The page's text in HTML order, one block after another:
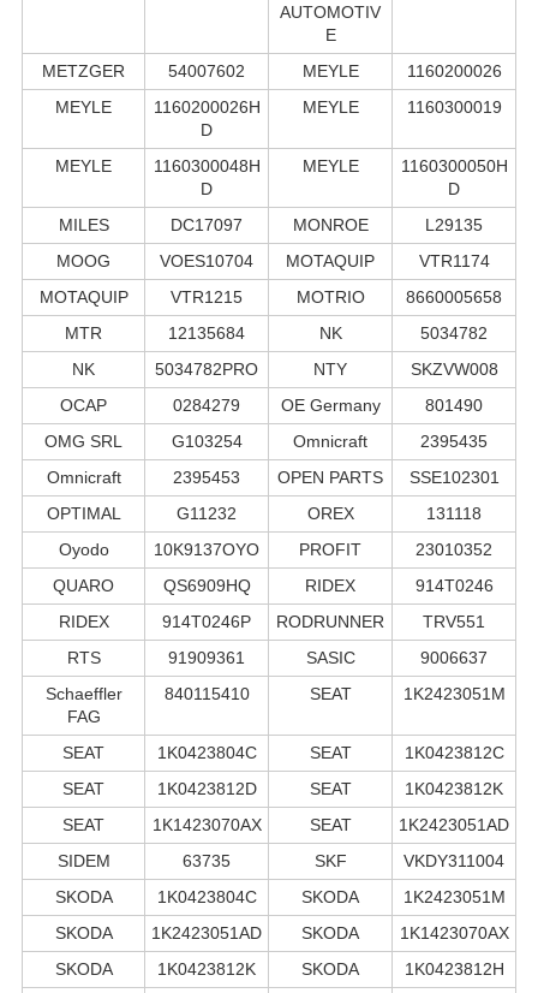
AUTOMOTIV
E
METZGER 54007602 MEYLE
1160200026
MEYLE
1160200026H
D
MEYLE 1160300019
MEYLE
1160300048H
D
MEYLE
1160300050H
D
MILES
DC17097 MONROE
L29135
MOOG
VOES10704 MOTAQUIP
VTR1174
MOTAQUIP
VTR1215 MOTRIO
8660005658
MTR
12135684 NK
5034782
NK
5034782PRO NTY
SKZVW008
OCAP
0284279 OE Germany
801490
OMG SRL
G103254 Omnicraft
2395435
Omnicraft
2395453 OPEN PARTS
SSE102301
OPTIMAL
G11232 OREX
131118
Oyodo
10K9137OYO PROFIT
23010352
QUARO
QS6909HQ RIDEX
914T0246
RIDEX
914T0246P RODRUNNER
TRV551
RTS
91909361 SASIC
9006637
Schaeffler
FAG
840115410 SEAT 1K2423051M
SEAT 1K0423804C SEAT
1K0423812C
SEAT
1K0423812D SEAT
1K0423812K
SEAT
1K1423070AX SEAT
1K2423051AD
SIDEM
63735 SKF
VKDY311004
SKODA
1K0423804C SKODA
1K2423051M
SKODA
1K2423051AD SKODA
1K1423070AX
SKODA
1K0423812K SKODA
1K0423812H